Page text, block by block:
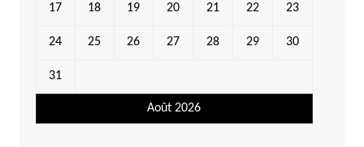
Août 2026
17 18 19 20 21 22 23
24 25 26 27 28 29 30
31